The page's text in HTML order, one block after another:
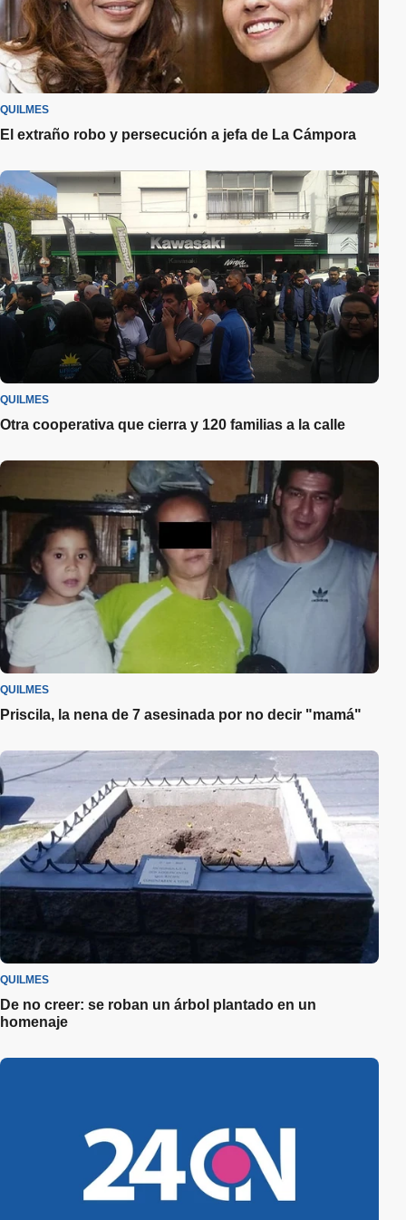
QUILMES
El extraño robo y persecución a jefa de La Cámpora
QUILMES
Otra cooperativa que cierra y 120 familias a la calle
QUILMES
Priscila, la nena de 7 asesinada por no decir "mamá"
QUILMES
De no creer: se roban un árbol plantado en un
homenaje